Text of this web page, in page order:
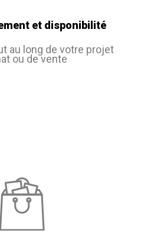
et disponibilité
au long de votre projet
ou de vente